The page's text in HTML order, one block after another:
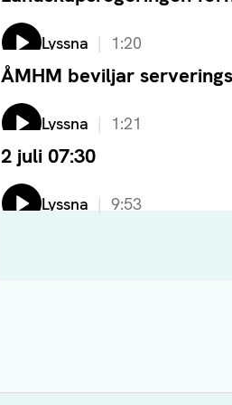
Lyssna 1:20
ÅMHM beviljar
Läs artikel
Lyssna 1:21
2 juli 07:30
Läs artikel
Lyssna
9:53